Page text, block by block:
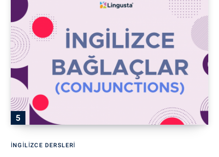
İNGILIZCE DERSLERI